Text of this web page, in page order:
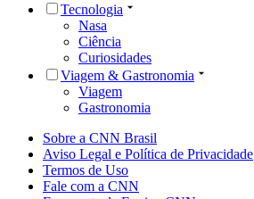
Tecnologia
Nasa
Ciência
Curiosidades
Viagem & Gastronomia
Viagem
Gastronomia
Sobre a CNN Brasil
Aviso Legal e Política de Privacidade
Termos de Uso
Fale com a CNN